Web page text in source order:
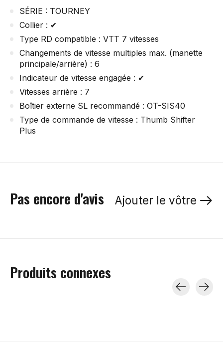
SÉRIE : TOURNEY
Collier : ✔
Type RD compatible : VTT 7 vitesses
Changements de vitesse multiples max. (manette
principale/arrière) : 6
Indicateur de vitesse engagée : ✔
Vitesses arrière : 7
Boîtier externe SL recommandé : OT-SIS40
Type de commande de vitesse : Thumb Shifter
Plus
Pas encore d'avis Ajouter le vôtre
Produits connexes